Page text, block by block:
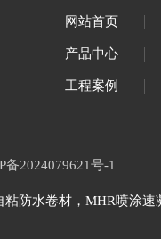
网站首页
产品中心
工程案例
备2024079621号-1
防水卷材，MHR喷涂